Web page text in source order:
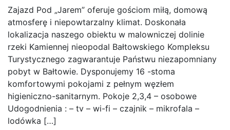
Zajazd Pod „Jarem” oferuje gościom miłą, domową
atmosferę i niepowtarzalny klimat. Doskonała
lokalizacja naszego obiektu w malowniczej dolinie
rzeki Kamiennej nieopodal Bałtowskiego Kompleksu
Turystycznego zagwarantuje Państwu niezapomniany
pobyt w Bałtowie. Dysponujemy 16 -stoma
komfortowymi pokojami z pełnym węzłem
higieniczno-sanitarnym. Pokoje 2,3,4 – osobowe
Udogodnienia : – tv – wi-fi – czajnik – mikrofala –
lodówka […]